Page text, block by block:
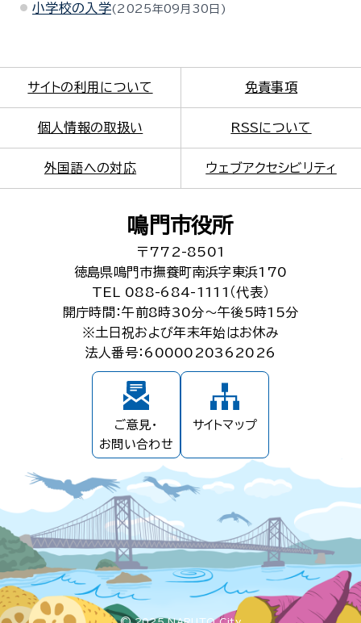
小学校の入学 2025年09月30日
サイトの利用について 免責事項
個人情報の取扱い RSSについて
外国語への対応 ウェブアクセシビリティ
鳴門市役所
〒772-8501
徳島県鳴門市撫養町南浜字東浜170
TEL 088-684-1111（代表）
開庁時間：午前8時30分～午後5時15分
※土日祝および年末年始はお休み
法人番号：6000020362026
ご意見・
お問い合わせ
サイトマップ